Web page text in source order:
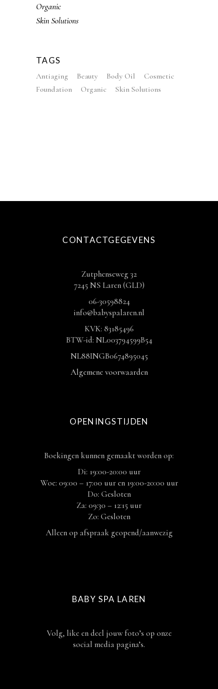
Organic
Skin Solutions
TAGS
Antiaging Beauty Body Oil
Cosmetic
Foundation
Organic Skin Solutions
CONTACTGEGEVENS
Zutphenseweg 32
7245 NS Laren (GLD)
06-30598824
info@babyspalaren.nl
KVK: 83185496
BTW-id: NL003794599B54
NL88INGB0674895045
Algemene voorwaarden
OPENINGSTIJDEN
Boekingen kunnen gemaakt worden op:
Di: 19:00-20:00 uur
Woe: 09:00 – 17:00 uur en 19:00-20:00 uur
Do: Gesloten
Za: 09:30 – 12:15 uur
Zo: Gesloten
Alleen op afspraak geopend/aanwezig
BABY SPA LAREN
Volg, like en deel jouw foto’s op onze
social media pagina’s.